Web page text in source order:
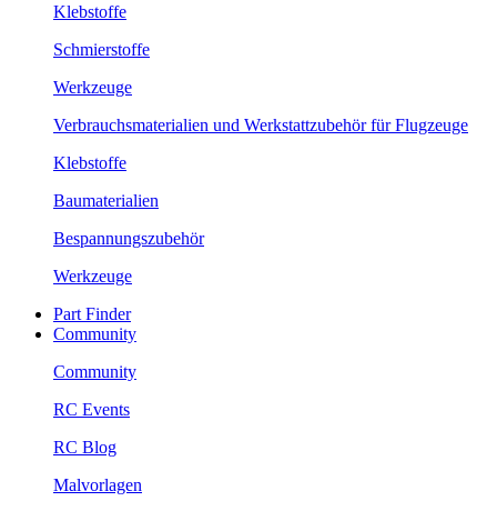
Klebstoffe
Schmierstoffe
Werkzeuge
Verbrauchsmaterialien und Werkstattzubehör für Flugzeuge
Klebstoffe
Baumaterialien
Bespannungszubehör
Werkzeuge
Part Finder
Community
Community
RC Events
RC Blog
Malvorlagen